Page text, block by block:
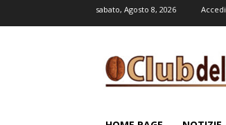
sabato, Agosto 8, 2026 Accedi